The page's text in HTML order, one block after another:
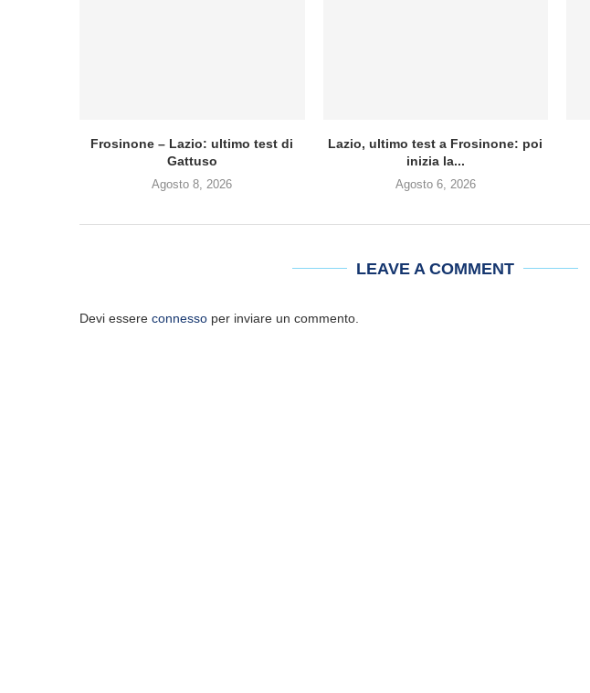
Frosinone – Lazio: ultimo test di
Gattuso
Agosto 8, 2026
Lazio, ultimo test a Frosinone: poi
inizia la...
Agosto 6, 2026
LEAVE A COMMENT
Devi essere connesso per inviare un commento.